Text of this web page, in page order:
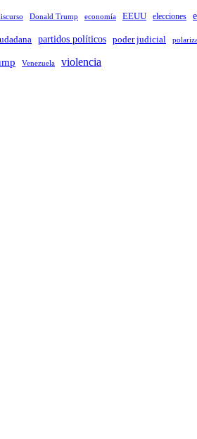
Donald Trump economía EEUU elecciones
partidos políticos poder judicial
Venezuela violencia